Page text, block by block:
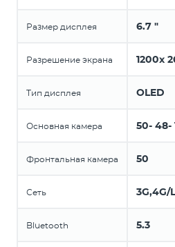
Размер дисплея 6.7 "
Разрешение экрана 1200x
Тип дисплея OLED
Основная камера 50- 48-
Фронтальная камера 50
Сеть 3G,4G/
Bluetooth 5.3